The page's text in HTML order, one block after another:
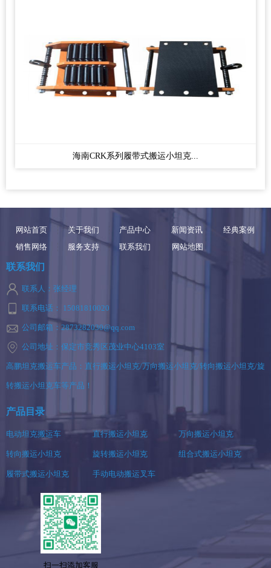
海南CRK系列履带式搬运小坦克...
网站首页 关于我们 产品中心 新闻资讯
经典案例
销售网络
服务支持 联系我们 网站地图
联系我们
联系人：张经理
联系电话： 15081810020
公司邮箱：2873282030@qq.com
公司地址：保定市竞秀区茂业中心4103室
高鹏坦克搬运车产品：直行搬运小坦克/万向搬运小坦克/转向搬运小坦克/旋
转搬运小坦克车等产品！
产品目录
电动坦克搬运车 直行搬运小坦克 万向搬运小坦克
转向搬运小坦克 旋转搬运小坦克 组合式搬运小坦克
履带式搬运小坦克 手动电动搬运叉车
扫一扫添加客服